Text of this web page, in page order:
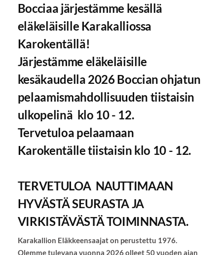
Bocciaa järjestämme kesällä
eläkeläisille Karakalliossa
Karokentällä!
Järjestämme eläkeläisille
kesäkaudella 2026 Boccian ohjatun
pelaamismahdollisuuden tiistaisin
ulkopelinä klo 10 - 12.
Tervetuloa pelaamaan
Karokentälle tiistaisin klo 10 - 12.
TERVETULOA NAUTTIMAAN
HYVÄSTÄ SEURASTA JA
VIRKISTÄVÄSTÄ TOIMINNASTA.
Karakallion Eläkkeensaajat on perustettu 1976.
Olemme tulevana vuonna 2026 olleet 50 vuoden ajan